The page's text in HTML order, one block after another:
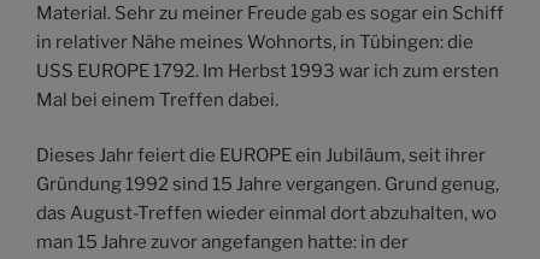
Material. Sehr zu meiner Freude gab es sogar ein Schiff
in relativer Nähe meines Wohnorts, in Tübingen: die
USS EUROPE 1792. Im Herbst 1993 war ich zum ersten
Mal bei einem Treffen dabei.
Dieses Jahr feiert die EUROPE ein Jubiläum, seit ihrer
Gründung 1992 sind 15 Jahre vergangen. Grund genug,
das August-Treffen wieder einmal dort abzuhalten, wo
man 15 Jahre zuvor angefangen hatte: in der